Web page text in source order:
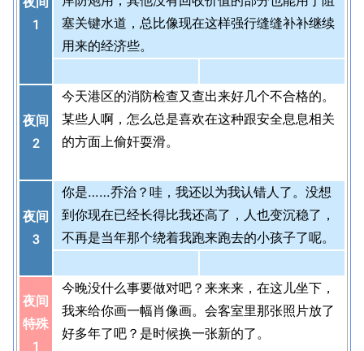
1
塞关键水道，总比像现在这样强行缝缝补补继续
用来的经济些。
夜间
2
今天港区的消防检查又查出来好几个不合格的。
某些人啊，怎么总是喜欢在这种跟安全息息相关
的方面上偷奸耍滑。
夜间
3
你是……乔治？哇，我还以为我认错人了。没想
到你现在已经长得比我还高了，人也变沉稳了，
不再是当年那个绕着我跑来跑去的小孩子了呢。
夜间
特殊
1
今晚没什么事要做对吧？来来来，在这儿坐下，
我来给你画一幅肖像画。会客室里那张照片放了
好多年了吧？是时候换一张新的了。